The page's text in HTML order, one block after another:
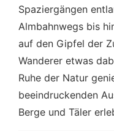
Spaziergängen
Almbahnwegs bis
auf den Gipfel der
Wanderer etwas
Ruhe der Natur
beeindruckenden
Berge und Täler